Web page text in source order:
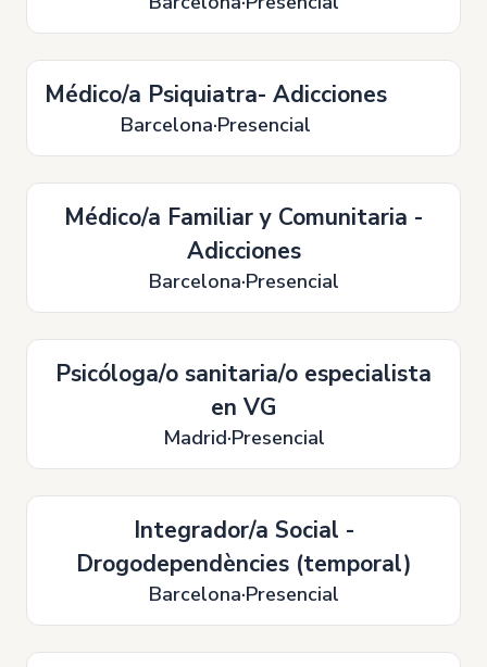
Médico/a Psiquiatra- Adicciones
Barcelona Presencial
Médico/a Familiar y Comunitaria -
Adicciones
Barcelona Presencial
Psicóloga/o sanitaria/o especialista
en VG
Madrid Presencial
Integrador/a Social -
Drogodependències (temporal)
Barcelona Presencial